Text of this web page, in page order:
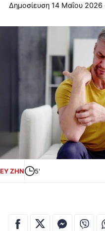
14 Μαΐου 2026
ΕΥ ΖΗΝ 5'